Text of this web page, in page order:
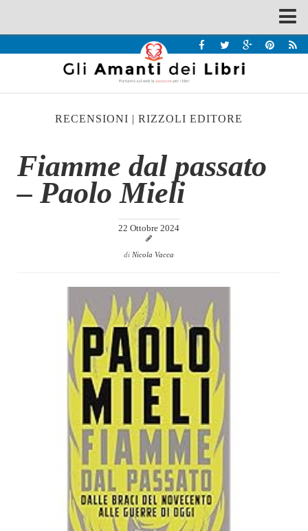
Recensioni
Interviste & Incontri
Chi siamo
Contatti
Dicono di Noi
Rassegna Stampa
Generi
Case editrici
Giallo Stresa
Premio Chiara
RECENSIONI | RIZZOLI EDITORE
Fiamme dal passato
– Paolo Mieli
22 Ottobre 2024
di Nicola Vacca